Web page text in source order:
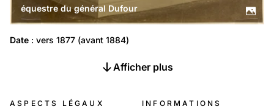
équestre du général Dufour
Date : vers 1877 (avant 1884)
Afficher plus
ASPECTS LÉGAUX INFORMATIONS